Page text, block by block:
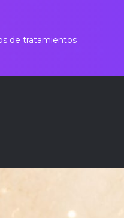
de tratamientos